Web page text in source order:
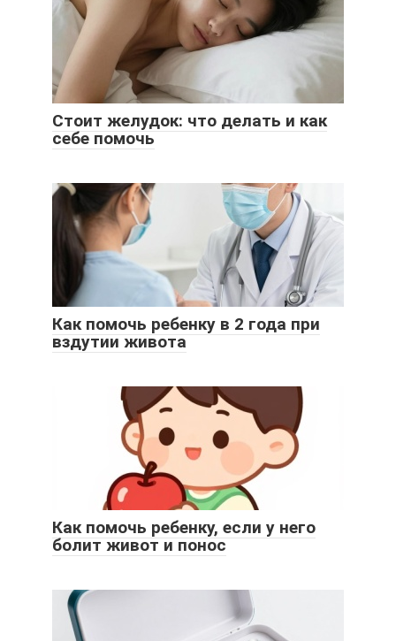
Стоит желудок: что делать и как
себе помочь
Как помочь ребенку в 2 года при
вздутии живота
Как помочь ребенку, если у него
болит живот и понос